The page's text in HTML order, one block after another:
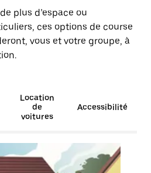
plus d’espace ou
ces options de course
vous et votre groupe, à
Location
de
voitures
Accessibilité